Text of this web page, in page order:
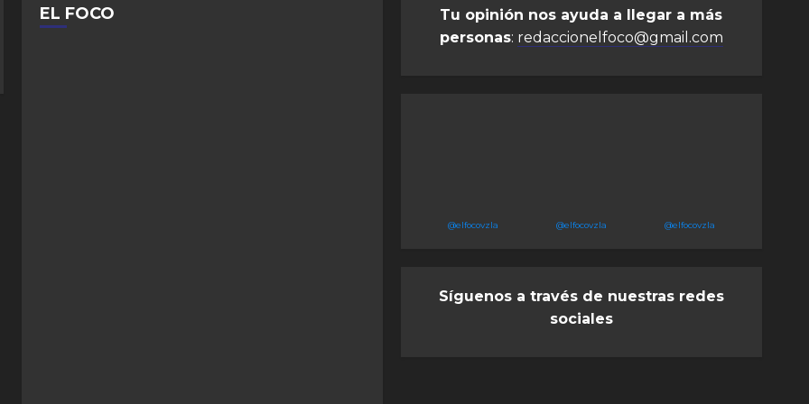
EL FOCO
Tu opinión nos ayuda a llegar a más
personas: redaccionelfoco@gmail.com
@elfocovzla @elfocovzla @elfocovzla
Síguenos a través de nuestras redes
sociales